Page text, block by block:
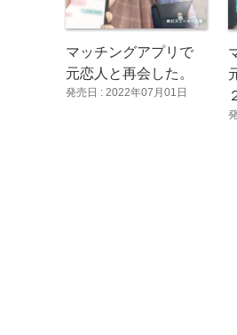
マッチングアプリで
元恋人と再会した。
発売日 : 2022年07月01日